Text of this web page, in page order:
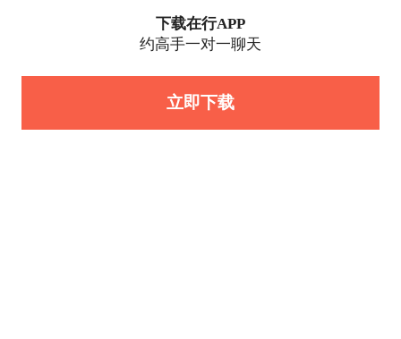
下载在行APP
约高手一对一聊天
立即下载